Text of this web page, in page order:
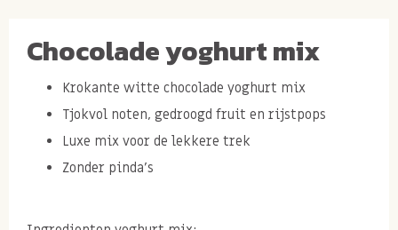
Chocolade yoghurt mix
Krokante witte chocolade yoghurt mix
Tjokvol noten, gedroogd fruit en rijstpops
Luxe mix voor de lekkere trek
Zonder pinda's